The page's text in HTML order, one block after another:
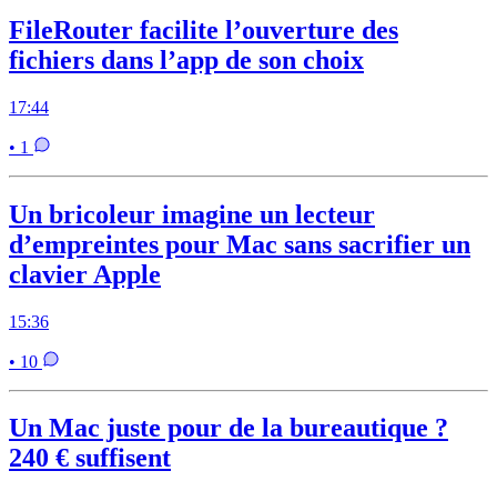
FileRouter facilite l’ouverture des
fichiers dans l’app de son choix
17:44
• 1
Un bricoleur imagine un lecteur
d’empreintes pour Mac sans sacrifier un
clavier Apple
15:36
• 10
Un Mac juste pour de la bureautique ?
240 € suffisent